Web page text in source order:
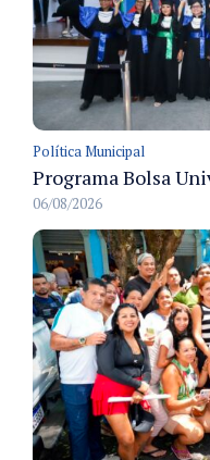
Política Municipal
06/08/2026